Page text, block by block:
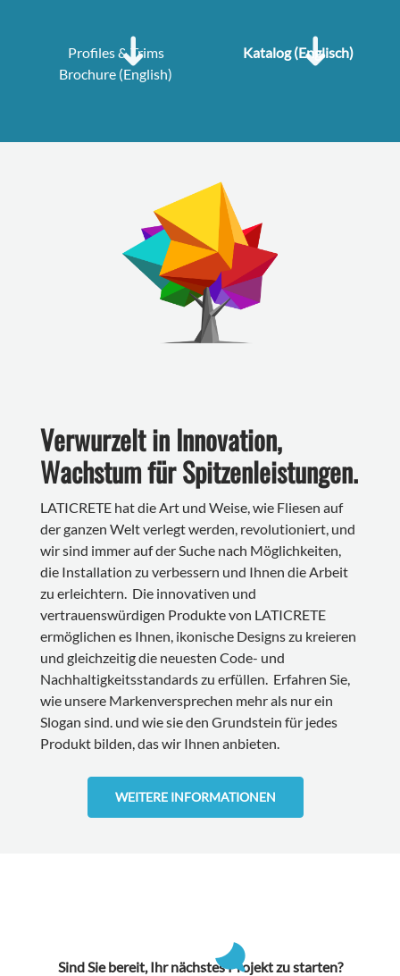
Profiles & Trims
Brochure (English)
Katalog (Englisch)
Verwurzelt in Innovation,
Wachstum für Spitzenleistungen.
LATICRETE hat die Art und Weise, wie Fliesen auf
der ganzen Welt verlegt werden, revolutioniert, und
wir sind immer auf der Suche nach Möglichkeiten,
die Installation zu verbessern und Ihnen die Arbeit
zu erleichtern. Die innovativen und
vertrauenswürdigen Produkte von LATICRETE
ermöglichen es Ihnen, ikonische Designs zu kreieren
und gleichzeitig die neuesten Code- und
Nachhaltigkeitsstandards zu erfüllen. Erfahren Sie,
wie unsere Markenversprechen mehr als nur ein
Slogan sind. und wie sie den Grundstein für jedes
Produkt bilden, das wir Ihnen anbieten.
WEITERE INFORMATIONEN
Sind Sie bereit, Ihr nächstes Projekt zu starten?